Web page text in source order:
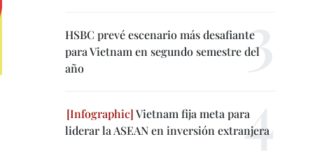
HSBC prevé escenario más desafiante
para Vietnam en segundo semestre del
año
Vietnam fija meta para
liderar la ASEAN en inversión extranjera